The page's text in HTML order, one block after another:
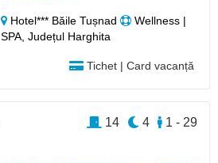
Hotel*** Băile Tușnad
Wellness |
SPA, Județul Harghita
Tichet | Card vacanță
1 - 29
4
14